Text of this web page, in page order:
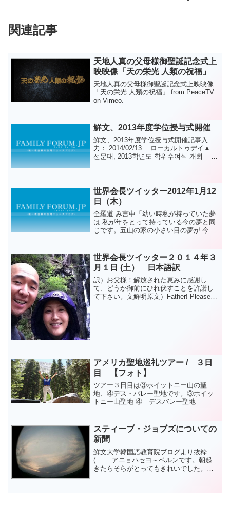
関連記事
天地人真の父母様御聖誕記念式上
映映像「天の栄光 人類の祝福」
天地人真の父母様御聖誕記念式上映映像
「天の栄光 人類の祝福」 from PeaceTV
on Vimeo.
鮮文、2013年度学位授与式開催
鮮文、2013年度学位授与式開催記事入
力： 2014/02/13 ローカルトゥデイ▲
선문대, 2013학년도 학위수여식 개최 ©
世界会長ツイッター2012年1月12
日（木）
全羅道 み言中「幼い時私が持っていた夢
は 私が年をとって持っている今の夢と同
じです。五山の家の小さい目の夢が 今の
もう一度心に刻みます。アジュ
世界会長ツイッター２０１４年３
月１日 (土） 日本語訳
訳）お父様！解放された恵みに感謝し
て、どうか御前にひれ伏すことを許諾し
て下さい。文鮮明原文）Father! Please
アメリカ聖地巡礼ツアー / ３日
目 【フォト】
ツアー３日目は③ホイットニー山の聖
地、④デス・バレー聖地です。③ホイッ
トニー山聖地 ④ デスバレー聖地
スティーブ・ジョブズについての
新聞
鮮文大学韓国語教育院ブログより抜粋
( アニョハセヨ～ベルンです。朝起
きたらそらがとってもきれいでした。も